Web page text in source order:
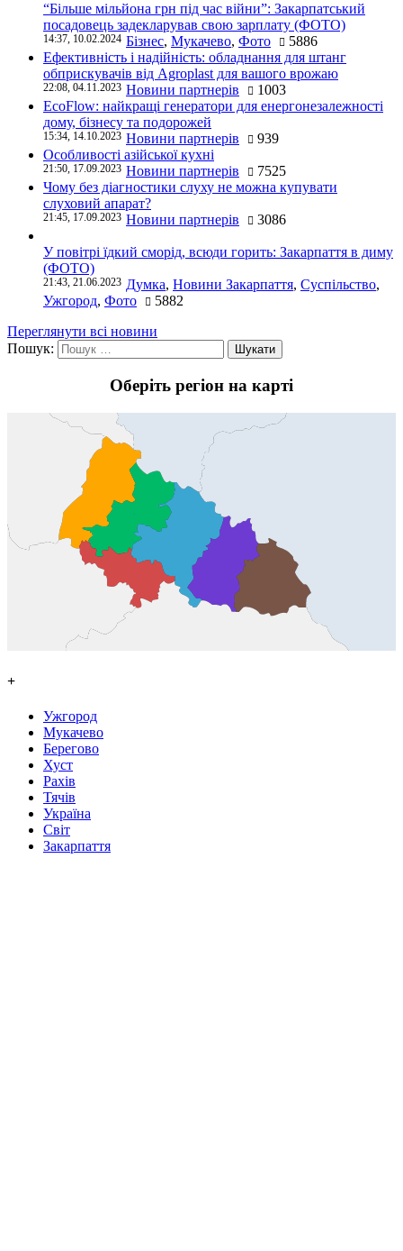
“Більше мільйона грн під час війни”: Закарпатський
посадовець задекларував свою зарплату (ФОТО)
14:37, 10.02.2024 Бізнес, Мукачево, Фото
5886
Ефективність і надійність: обладнання для штанг
обприскувачів від Agroplast для вашого врожаю
22:08, 04.11.2023 Новини партнерів
1003
EcoFlow: найкращі генератори для енергонезалежності
дому, бізнесу та подорожей
15:34, 14.10.2023 Новини партнерів
939
Особливості азійської кухні
21:50, 17.09.2023 Новини партнерів
7525
Чому без діагностики слуху не можна купувати
слуховий апарат?
21:45, 17.09.2023 Новини партнерів 3086
У повітрі їдкий сморід, всюди горить: Закарпаття в диму
(ФОТО)
21:43, 21.06.2023 Думка, Новини Закарпаття, Суспільство,
Ужгород, Фото
5882
Переглянути всі новини
Пошук:
Оберіть регіон на карті
+
Ужгород
Мукачево
Берегово
Хуст
Рахів
Тячів
Україна
Світ
Закарпаття